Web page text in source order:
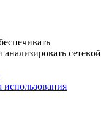
сетевой
использования